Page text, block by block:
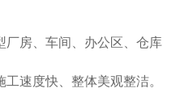
厂房、车间、办公区、仓库
速度快、整体美观整洁。